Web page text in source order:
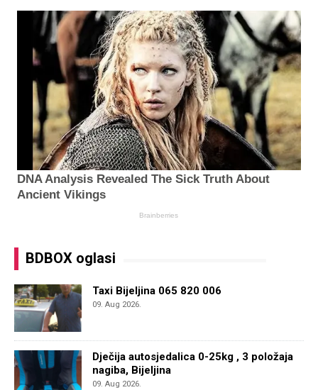
BDBOX oglasi
Taxi Bijeljina 065 820 006
09. Aug 2026.
Dječija autosjedalica 0-25kg , 3 položaja
nagiba, Bijeljina
09. Aug 2026.